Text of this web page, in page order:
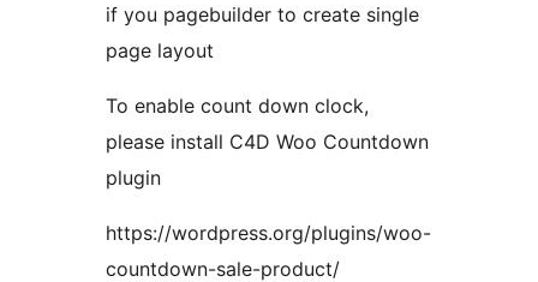
if you pagebuilder to create single
page layout
To enable count down clock,
please install C4D Woo Countdown
plugin
https://wordpress.org/plugins/woo-
countdown-sale-product/